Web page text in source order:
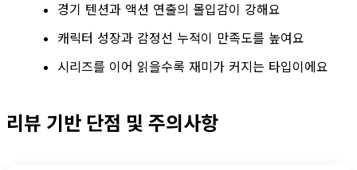
경기 텐션과 액션 연출의 몰입감이 강해요
캐릭터 성장과 감정선 누적이 만족도를 높여요
시리즈를 이어 읽을수록 재미가 커지는 타입이에요
리뷰 기반 단점 및 주의사항